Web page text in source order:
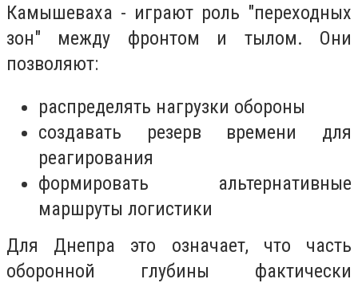
Камышеваха - играют роль "переходных
зон" между фронтом и тылом. Они
позволяют:
распределять нагрузки обороны
создавать резерв времени для
реагирования
формировать альтернативные
маршруты логистики
Для Днепра это означает, что часть
оборонной глубины фактически